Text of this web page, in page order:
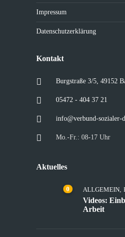
Impressum
Datenschutzerklärung
Kontakt
Burgstraße 3/5, 49152
05472 - 404 37 21
info@verbund-sozialer-
Mo.-Fr.: 08-17 Uhr
Aktuelles
0 ALLGEMEIN,
Videos:
Arbeit